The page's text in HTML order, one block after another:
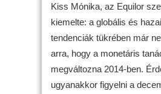
Kiss Mónika, az Equilor
kiemelte: a globális és
tendenciák tükrében már
arra, hogy a monetáris
megváltozna 2014-ben.
ugyanakkor figyelni a